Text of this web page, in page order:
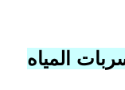
المياه